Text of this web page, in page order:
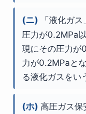
(ニ) 「液化ガス
圧力が0.2MPa
現にその圧力が
力が0.2MPaと
る液化ガスをい
(ホ) 高圧ガス保